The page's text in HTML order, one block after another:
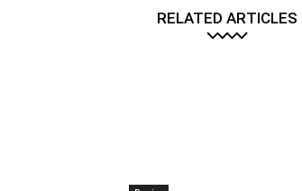
RELATED ARTICLES